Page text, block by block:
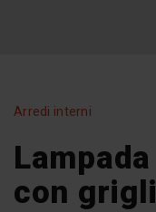
Arredi interni
con